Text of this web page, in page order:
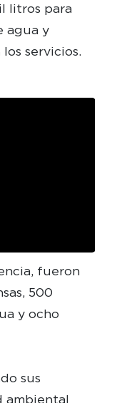
litros para
agua y
servicios.
fueron
500
y ocho
sus
ambiental